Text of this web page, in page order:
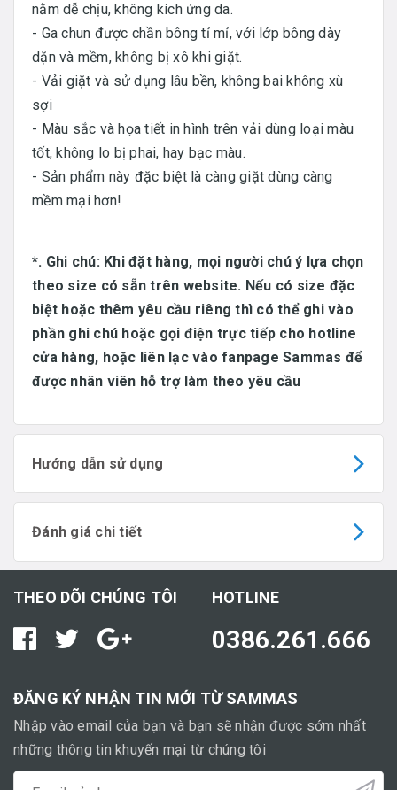
nằm dễ chịu, không kích ứng da.
- Ga chun được chần bông tỉ mỉ, với lớp bông dày
dặn và mềm, không bị xô khi giặt.
- Vải giặt và sử dụng lâu bền, không bai không xù
sợi
- Màu sắc và họa tiết in hình trên vải dùng loại màu
tốt, không lo bị phai, hay bạc màu.
- Sản phẩm này đặc biệt là càng giặt dùng càng
mềm mại hơn!
*. Ghi chú: Khi đặt hàng, mọi người chú ý lựa chọn
theo size có sẵn trên website. Nếu có size đặc
biệt hoặc thêm yêu cầu riêng thì có thể ghi vào
phần ghi chú hoặc gọi điện trực tiếp cho hotline
cửa hàng, hoặc liên lạc vào fanpage Sammas để
được nhân viên hỗ trợ làm theo yêu cầu
Hướng dẫn sử dụng
Đánh giá chi tiết
THEO DÕI CHÚNG TÔI HOTLINE
0386.261.666
ĐĂNG KÝ NHẬN TIN MỚI TỪ SAMMAS
Nhập vào email của bạn và bạn sẽ nhận được sớm nhất
những thông tin khuyến mại từ chúng tôi